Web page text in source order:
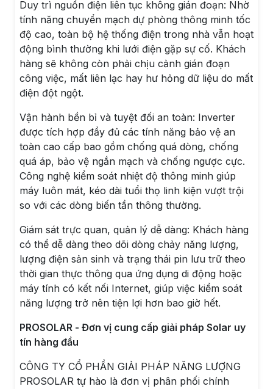
Duy trì nguồn điện liên tục không gián đoạn: Nhờ
tính năng chuyển mạch dự phòng thông minh tốc
độ cao, toàn bộ hệ thống điện trong nhà vẫn hoạt
động bình thường khi lưới điện gặp sự cố. Khách
hàng sẽ không còn phải chịu cảnh gián đoạn
công việc, mất liên lạc hay hư hỏng dữ liệu do mất
điện đột ngột.
Vận hành bền bỉ và tuyệt đối an toàn: Inverter
được tích hợp đầy đủ các tính năng bảo vệ an
toàn cao cấp bao gồm chống quá dòng, chống
quá áp, bảo vệ ngắn mạch và chống ngược cực.
Công nghệ kiểm soát nhiệt độ thông minh giúp
máy luôn mát, kéo dài tuổi thọ linh kiện vượt trội
so với các dòng biến tần thông thường.
Giám sát trực quan, quản lý dễ dàng: Khách hàng
có thể dễ dàng theo dõi dòng chảy năng lượng,
lượng điện sản sinh và trạng thái pin lưu trữ theo
thời gian thực thông qua ứng dụng di động hoặc
máy tính có kết nối Internet, giúp việc kiểm soát
năng lượng trở nên tiện lợi hơn bao giờ hết.
PROSOLAR - Đơn vị cung cấp giải pháp Solar uy
tín hàng đầu
CÔNG TY CỔ PHẦN GIẢI PHÁP NĂNG LƯỢNG
PROSOLAR tự hào là đơn vị phân phối chính